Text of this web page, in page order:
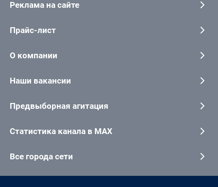
Реклама на сайте
Прайс-лист
О компании
Наши вакансии
Предвыборная агитация
Статистика канала в MAX
Все города сети